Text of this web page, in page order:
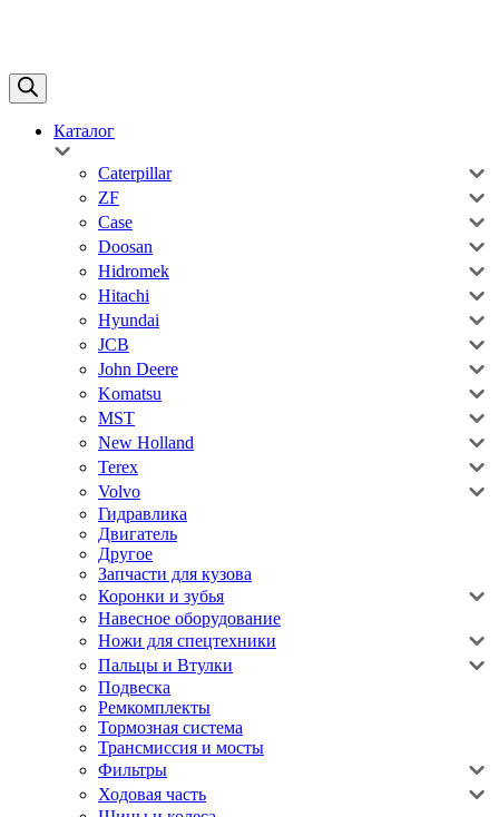
Каталог
Caterpillar
ZF
Case
Doosan
Hidromek
Hitachi
Hyundai
JCB
John Deere
Komatsu
MST
New Holland
Terex
Volvo
Гидравлика
Двигатель
Другое
Запчасти для кузова
Коронки и зубья
Навесное оборудование
Ножи для спецтехники
Пальцы и Втулки
Подвеска
Ремкомплекты
Тормозная система
Трансмиссия и мосты
Фильтры
Ходовая часть